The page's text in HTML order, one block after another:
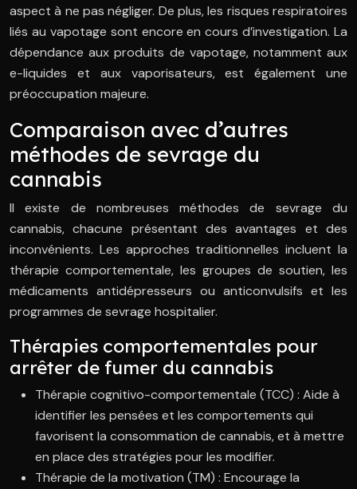
aspect à ne pas négliger. De plus, les risques respiratoires
liés au vapotage sont encore en cours d’investigation. La
dépendance aux produits de vapotage, notamment aux
e-liquides et aux vaporisateurs, est également une
préoccupation majeure.
Comparaison avec d’autres
méthodes de sevrage du
cannabis
Il existe de nombreuses méthodes de sevrage du
cannabis, chacune présentant des avantages et des
inconvénients. Les approches traditionnelles incluent la
thérapie comportementale, les groupes de soutien, les
médicaments antidépresseurs ou anticonvulsifs et les
programmes de sevrage hospitalier.
Thérapies comportementales pour
arrêter de fumer du cannabis
Thérapie cognitivo-comportementale (TCC) : Aide à
identifier les pensées et les comportements qui
favorisent la consommation de cannabis, et à mettre
en place des stratégies pour les modifier.
Thérapie de la motivation (TM) : Encourage la